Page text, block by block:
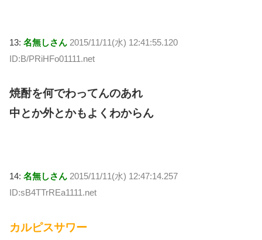
13: 名無しさん 2015/11/11(水) 12:41:55.120
ID:B/PRiHFo01111.net
焼酎を何でわってんのあれ
中とか外とかもよくわからん
14: 名無しさん 2015/11/11(水) 12:47:14.257
ID:sB4TTrREa1111.net
カルピスサワー